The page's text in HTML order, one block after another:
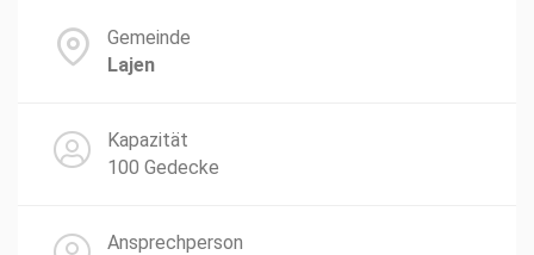
Gemeinde
Lajen
Kapazität
100 Gedecke
Ansprechperson